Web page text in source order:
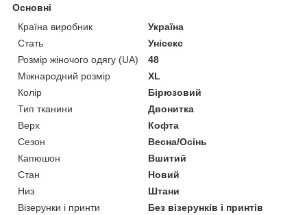
Основні
Країна виробник
Україна
Стать
Унісекс
Розмір жіночого одягу (UA)
48
Міжнародний розмір
XL
Колір
Бірюзовий
Тип тканини
Двонитка
Верх
Кофта
Сезон
Весна/Осінь
Капюшон
Вшитий
Стан
Новий
Низ
Штани
Візерунки і принти
Без візерунків і принтів